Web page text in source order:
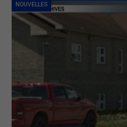
NOUVELLES